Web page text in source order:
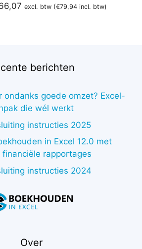
Huidige
excl. btw (€79,94incl. btw)
berichten
ondanks goede omzet? Excel-
die wél werkt
instructies 2025
in Excel 12.0 met
financiële rapportages
instructies 2024
Over